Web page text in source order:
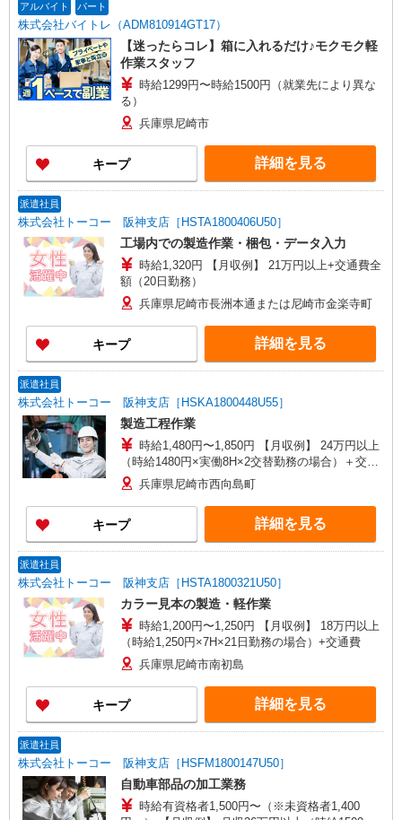
アルバイト パート
株式会社バイトレ（ADM810914GT17）
【迷ったらコレ】箱に入れるだけ♪モクモク軽
作業スタッフ
時給1299円〜時給1500円（就業先により異な
る）
兵庫県尼崎市
キープ 詳細を見る
派遣社員
株式会社トーコー 阪神支店［HSTA1800406U50］
工場内での製造作業・梱包・データ入力
時給1,320円 【月収例】 21万円以上+交通費全
額（20日勤務）
兵庫県尼崎市長洲本通または尼崎市金楽寺町
キープ 詳細を見る
派遣社員
株式会社トーコー 阪神支店［HSKA1800448U55］
製造工程作業
時給1,480円〜1,850円 【月収例】 24万円以上
（時給1480円×実働8H×2交替勤務の場合）＋交通
費 兵庫県尼崎市西向島町
キープ 詳細を見る
派遣社員
株式会社トーコー 阪神支店［HSTA1800321U50］
カラー見本の製造・軽作業
時給1,200円〜1,250円 【月収例】 18万円以上
（時給1,250円×7H×21日勤務の場合）+交通費
兵庫県尼崎市南初島
キープ 詳細を見る
派遣社員
株式会社トーコー 阪神支店［HSFM1800147U50］
自動車部品の加工業務
時給有資格者1,500円〜（※未資格者1,400